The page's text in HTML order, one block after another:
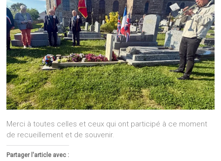
Merci à toutes celles et ceux qui ont participé à ce moment
de recueillement et de souvenir.
Partager l'article avec :